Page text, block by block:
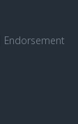
Endorsement